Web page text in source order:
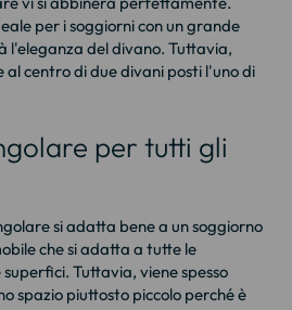
per i soggiorni con un grande
l'eleganza del divano. Tuttavia,
al centro di due divani posti l'uno di
per tutti gli
si adatta bene a un soggiorno
che si adatta a tutte le
Tuttavia, viene spesso
spazio piuttosto piccolo perché è